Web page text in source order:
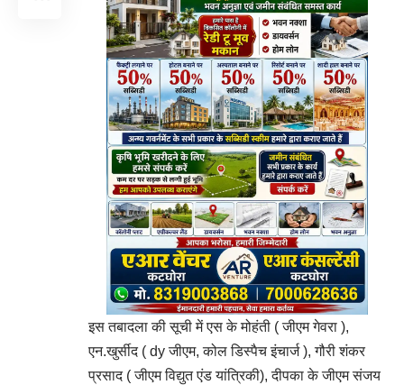
इस तबादला की सूची में एस के मोहंती ( जीएम गेवरा ),
एन.खुर्सीद ( dy जीएम, कोल डिस्पैच इंचार्ज ), गौरी शंकर
प्रसाद ( जीएम विद्युत एंड यांत्रिकी), दीपका के जीएम संजय